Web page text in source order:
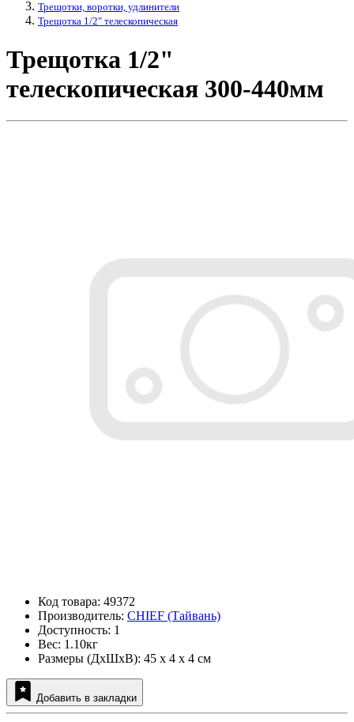
Трещотки, воротки, удлинители
Трещотка 1/2" телескопическая
Трещотка 1/2"
телескопическая 300-440мм
Код товара: 49372
Производитель: CHIEF (Тайвань)
Доступность: 1
Вес: 1.10кг
Размеры (ДxШxВ): 45 x 4 x 4 см
Добавить в закладки